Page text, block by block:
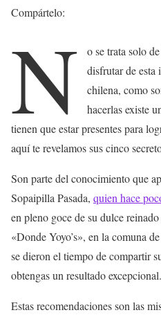
Compártelo:
N
o se trata solo
disfrutar de esta
chilena, como
hacerlas existe
tienen que estar presentes para
aquí te revelamos sus cinco
Son parte del conocimiento que
Sopaipilla Pasada, quien hace
en pleno goce de su dulce
«Donde Yoyo’s», en la comuna
se dieron el tiempo de compartir
obtengas un resultado excepcional.
Estas recomendaciones son las